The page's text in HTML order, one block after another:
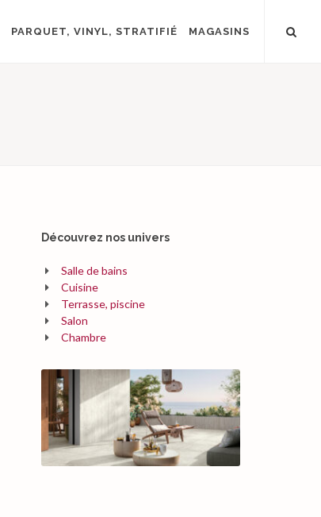
PARQUET, VINYL, STRATIFIÉ MAGASINS
Découvrez nos univers
Salle de bains
Cuisine
Terrasse, piscine
Salon
Chambre